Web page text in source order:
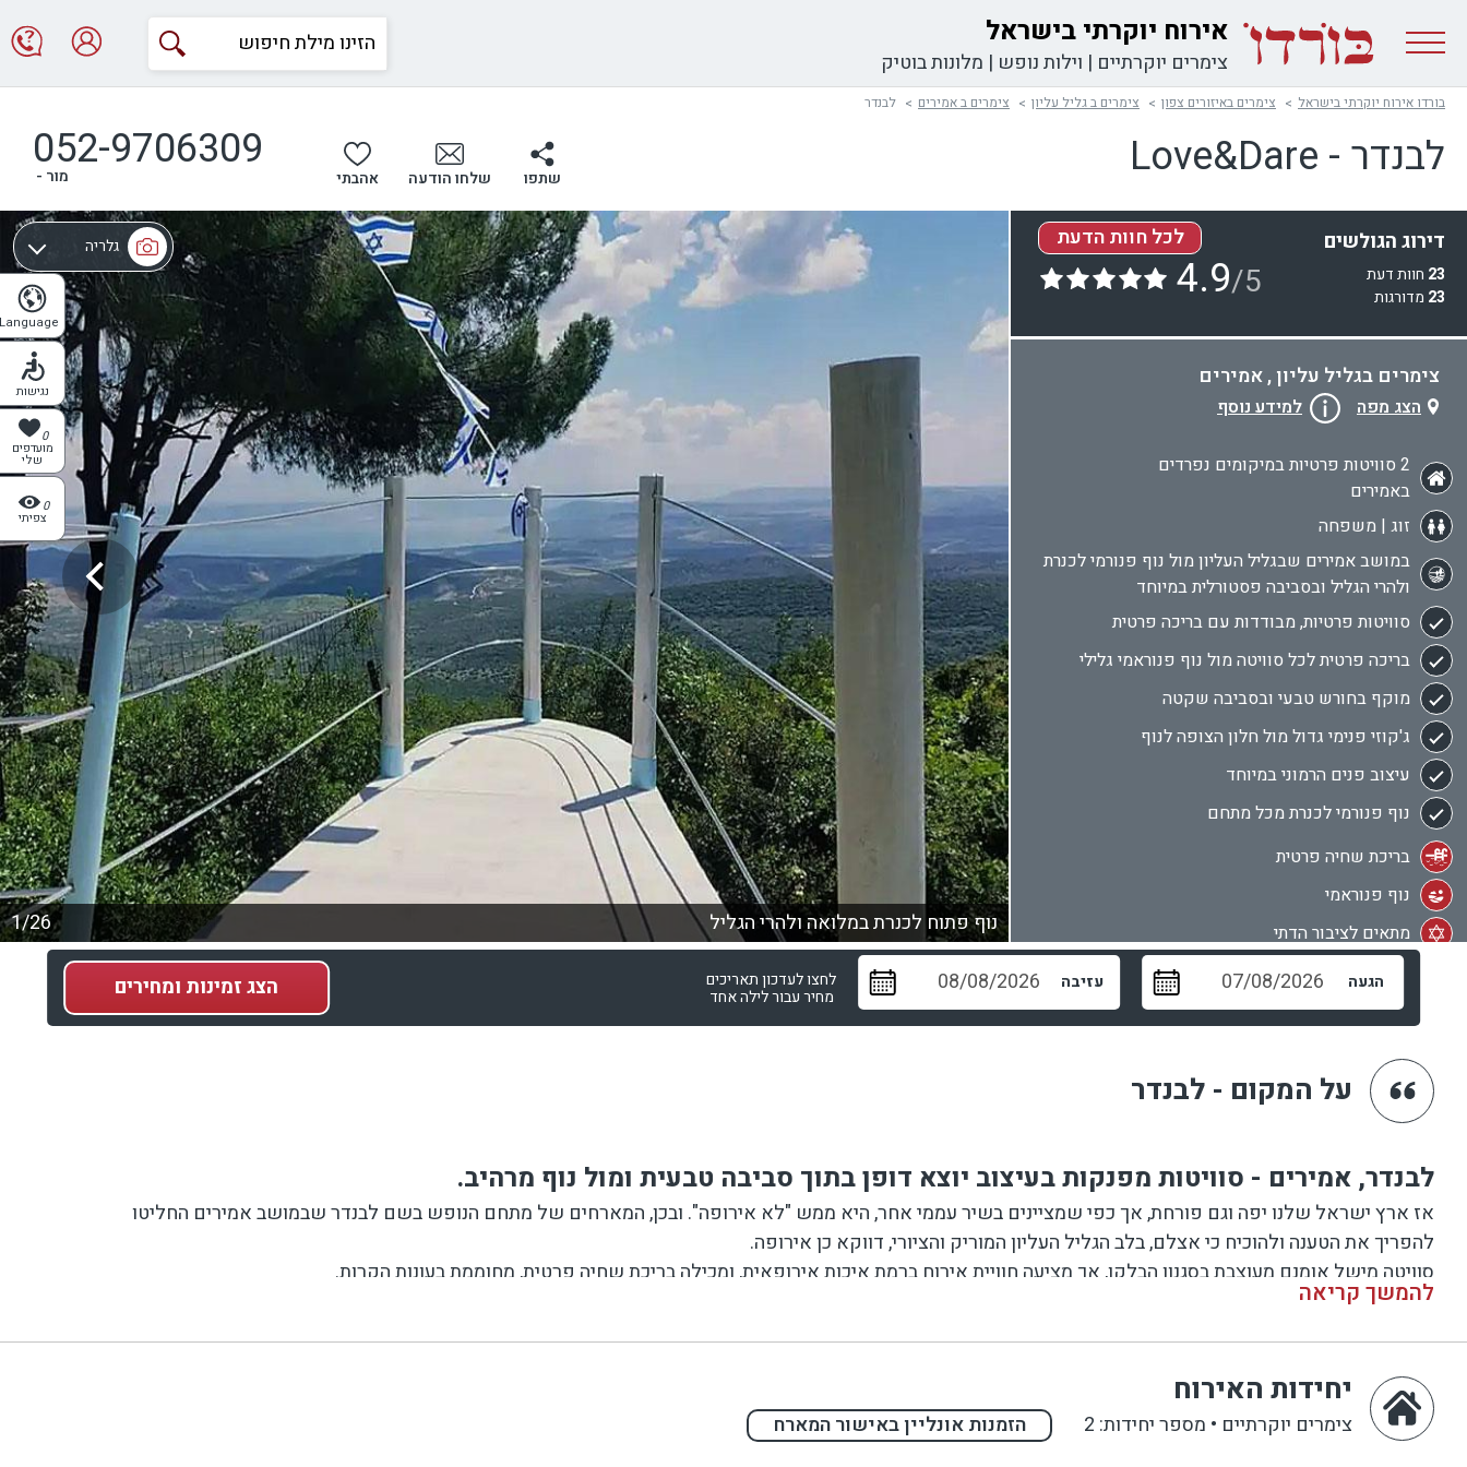
אירוח יוקרתי בישראל
צימרים יוקרתיים | וילות נופש | מלונות בוטיק
Language
נגישות
0
מועדפים
שלי
0
צפיתי
בורדו אירוח יוקרתי בישראל צימרים באיזורים צפון צימרים ב גליל עליון צימרים ב אמירים לבנדר
לבנדר - Love&Dare שתפו שלחו הודעה אהבתי
052-9706309
מור -
גלריה
מפה
1/26 נוף פתוח לכנרת במלואה ולהרי הגליל
דירוג הגולשים
23 חוות דעת
23 מדורגות
לכל חוות הדעת
4.9/5
צימרים בגליל עליון , אמירים
הצג מפה למידע נוסף
2 סוויטות פרטיות במיקומים נפרדים
באמירים
זוג | משפחה
במושב אמירים שבגליל העליון מול נוף פנורמי לכנרת
ולהרי הגליל ובסביבה פסטורלית במיוחד
סוויטות פרטיות, מבודדות עם בריכה פרטית
בריכה פרטית לכל סוויטה מול נוף פנוראמי גלילי
מוקף בחורש טבעי ובסביבה שקטה
ג'קוזי פנימי גדול מול חלון הצופה לנוף
עיצוב פנים הרמוני במיוחד
נוף פנורמי לכנרת מכל מתחם
בריכת שחיה פרטית
נוף פנוראמי
מתאים לציבור הדתי
פרטיות מוחלטת
מיקום ייחודי
הגעה עזיבה לחצו לעדכון תאריכים
מחיר עבור לילה אחד הצגזמינות ומחירים
על המקום - לבנדר
לבנדר, אמירים - סוויטות מפנקות בעיצוב יוצא דופן בתוך סביבה טבעית ומול נוף מרהיב.
אז ארץ ישראל שלנו יפה וגם פורחת, אך כפי שמציינים בשיר עממי אחר, היא ממש "לא אירופה". ובכן, המארחים של מתחם הנופש בשם לבנדר שבמושב אמירים החליטו
להפריך את הטענה ולהוכיח כי אצלם, בלב הגליל העליון המוריק והציורי, דווקא כן אירופה.
סוויטה מישל אומנם מעוצבת בסגנון הבלקן, אך מציעה חוויית אירוח ברמת איכות אירופאית, ומכילה בריכת שחיה פרטית, מחוממת בעונות הקרות.
סוויטת מישל
הסוויטה מרווחת ומבודדת , כך שהיא מתאימה במידה זהה הן לזוג רומנטי והן למשפחה. בנוסף, בשל המראה יוצא הדופן של הסוויטה, ניתן לקיים כאן סשנים של צילומי אופנה או
צילומי חתן כלה. מושלם לנופש ירח דבש.
להמשך קריאה
יחידות האירוח
צימרים יוקרתיים • מספר יחידות: 2 הזמנות אונליין באישור המארח